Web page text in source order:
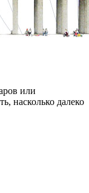
или
насколько далеко